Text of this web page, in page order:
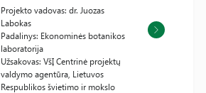
Projekto vadovas: dr. Juozas
Labokas
Padalinys: Ekonominės botanikos
laboratorija
Užsakovas: VšĮ Centrinė projektų
valdymo agentūra, Lietuvos
Respublikos švietimo ir mokslo